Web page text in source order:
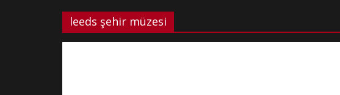
leeds şehir müzesi